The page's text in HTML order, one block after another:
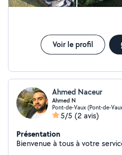
Voir le profil
Ahmed Naceur
Ahmed N
Pont-de-Vaux (Pont-de-
5/5 (2 avis)
Présentation
Bienvenue à tous à votre